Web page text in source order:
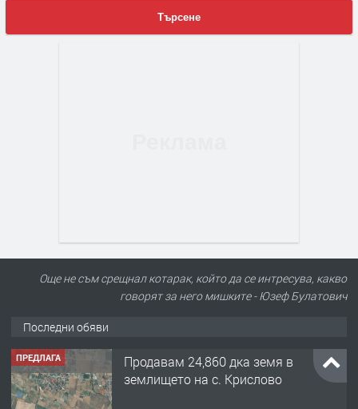
Търсене
Още не съм срещнал котарак, който да се интресува, какво
говорят за него мишките - Юзеф Булатович
Последни обяви
ПРЕДЛАГА
Продавам 24,860 дка земя в
землището на с. Крислово